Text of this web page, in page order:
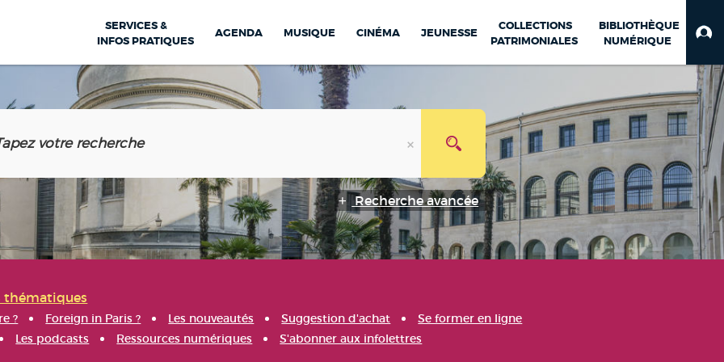
SERVICES &
INFOS PRATIQUES
AGENDA MUSIQUE CINÉMA JEUNESSE
COLLECTIONS
PATRIMONIALES
BIBLIOTHÈQUE
NUMÉRIQUE
Recherche avancée
thématiques
? Foreign in Paris ? Les nouveautés Suggestion d'achat
Se former en ligne
Les podcasts Ressources numériques S'abonner aux infolettres